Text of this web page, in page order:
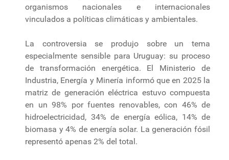
organismos nacionales e internacionales
vinculados a políticas climáticas y ambientales.
La controversia se produjo sobre un tema
especialmente sensible para Uruguay: su proceso
de transformación energética. El Ministerio de
Industria, Energía y Minería informó que en 2025 la
matriz de generación eléctrica estuvo compuesta
en un 98% por fuentes renovables, con 46% de
hidroelectricidad, 34% de energía eólica, 14% de
biomasa y 4% de energía solar. La generación fósil
representó apenas 2% del total.